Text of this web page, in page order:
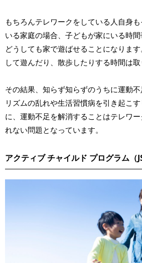
もちろんテレワークをしている人自身
いる家庭の場合、子どもが家にいる時間
どうしても家で遊ばせることになりま
して遊んだり、散歩したりする時間は取
その結果、知らず知らずのうちに運動
リズムの乱れや生活習慣病を引き起こ
に、運動不足を解消することはテレワ
れない問題となっています。
アクティブ チャイルド プログラム（